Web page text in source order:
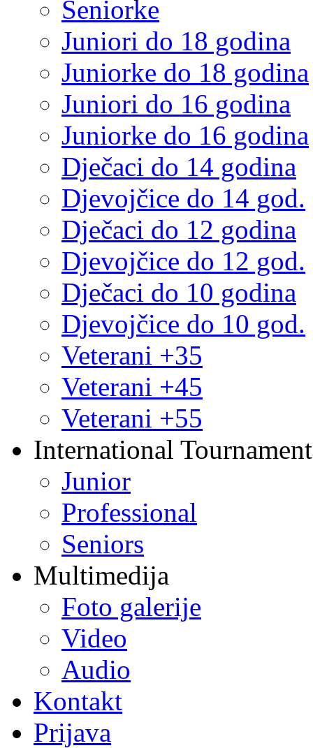
Seniorke
Juniori do 18 godina
Juniorke do 18 godina
Juniori do 16 godina
Juniorke do 16 godina
Dječaci do 14 godina
Djevojčice do 14 god.
Dječaci do 12 godina
Djevojčice do 12 god.
Dječaci do 10 godina
Djevojčice do 10 god.
Veterani +35
Veterani +45
Veterani +55
International
Junior
Professional
Seniors
Multimedija
Foto galerije
Video
Audio
Kontakt
Prijava